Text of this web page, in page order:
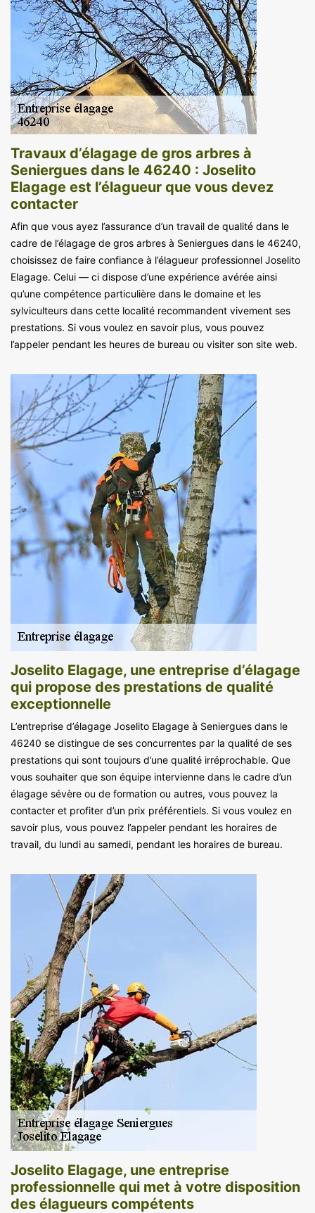
Travaux d’élagage de gros arbres à
Seniergues dans le 46240 : Joselito
Elagage est l’élagueur que vous devez
contacter
Afin que vous ayez l’assurance d’un travail de qualité dans le
cadre de l’élagage de gros arbres à Seniergues dans le 46240,
choisissez de faire confiance à l’élagueur professionnel Joselito
Elagage. Celui — ci dispose d’une expérience avérée ainsi
qu’une compétence particulière dans le domaine et les
sylviculteurs dans cette localité recommandent vivement ses
prestations. Si vous voulez en savoir plus, vous pouvez
l’appeler pendant les heures de bureau ou visiter son site web.
Joselito Elagage, une entreprise d’élagage
qui propose des prestations de qualité
exceptionnelle
L’entreprise d’élagage Joselito Elagage à Seniergues dans le
46240 se distingue de ses concurrentes par la qualité de ses
prestations qui sont toujours d’une qualité irréprochable. Que
vous souhaiter que son équipe intervienne dans le cadre d’un
élagage sévère ou de formation ou autres, vous pouvez la
contacter et profiter d’un prix préférentiels. Si vous voulez en
savoir plus, vous pouvez l’appeler pendant les horaires de
travail, du lundi au samedi, pendant les horaires de bureau.
Joselito Elagage, une entreprise
professionnelle qui met à votre disposition
des élagueurs compétents